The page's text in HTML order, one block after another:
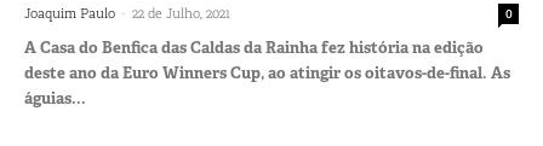
Joaquim Paulo - 22 de Julho, 2021 0
A Casa do Benfica das Caldas da Rainha fez história na edição
deste ano da Euro Winners Cup, ao atingir os oitavos-de-final. As
águias...